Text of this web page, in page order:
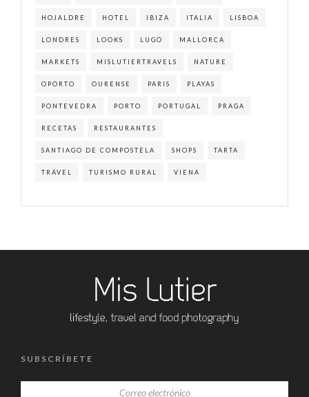
HOJALDRE HOTEL IBIZA ITALIA LISBOA
LONDRES LOOKS LUGO MALLORCA
MARKETS MISLUTIERTRAVELS NATURE
OPORTO OURENSE PARIS PLAYAS
PONTEVEDRA PORTO PORTUGAL PRAGA
RECETAS RESTAURANTES
SANTIAGO DE COMPOSTELA SHOPS TARTA
TRAVEL TURISMO RURAL VIENA
SUBSCRÍBETE